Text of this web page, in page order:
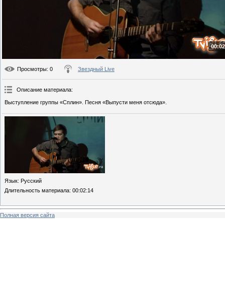
Просмотры: 0 Звездный Live
Описание материала:
Выступление группы «Сплин». Песня «Выпусти меня отсюда».
Язык: Русский
Длительность материала: 00:02:14
Полная версия сайта